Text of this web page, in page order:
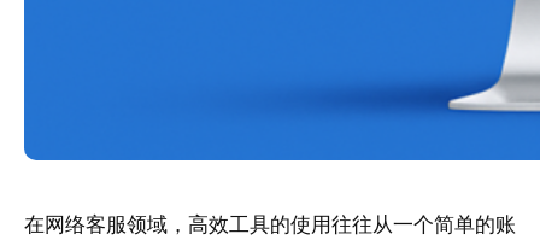
在网络客服领域，高效工具的使用往往从一个简单的账